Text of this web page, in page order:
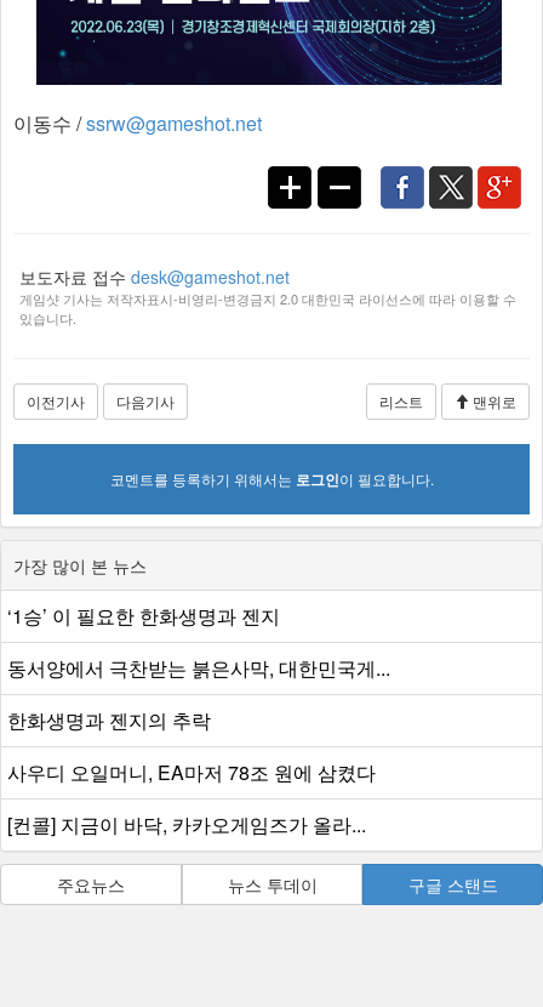
이동수 /ssrw@gameshot.net
보도자료 접수 desk@gameshot.net
게임샷 기사는 저작자표시-비영리-변경금지 2.0 대한민국 라이선스에 따라 이용할 수
있습니다.
이전기사 다음기사 리스트 맨위로
코멘트를 등록하기 위해서는 로그인이 필요합니다.
가장 많이 본 뉴스
‘1승’ 이 필요한 한화생명과 젠지
동서양에서 극찬받는 붉은사막, 대한민국게...
한화생명과 젠지의 추락
사우디 오일머니, EA마저 78조 원에 삼켰다
[컨콜] 지금이 바닥, 카카오게임즈가 올라...
주요뉴스 뉴스 투데이 구글 스탠드